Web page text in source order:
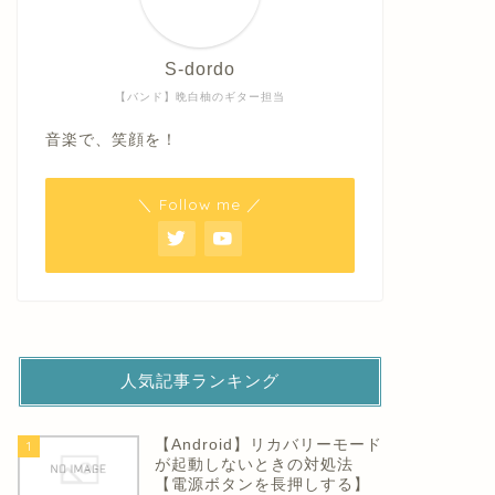
【バンド】晩白柚のギター担当
S-dordo
音楽で、笑顔を！
＼ Follow me ／
人気記事ランキング
1
【Android】リカバリーモード
が起動しないときの対処法
【電源ボタンを長押しする】